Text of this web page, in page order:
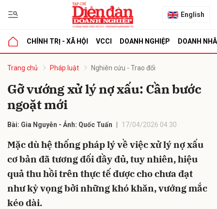
English
CHÍNH TRỊ - XÃ HỘI VCCI DOANH NGHIỆP DOANH
Trang chủ Pháp luật Nghiên cứu - Trao đổi
Gỡ vướng xử lý nợ xấu: Cần bước
ngoặt mới
Bài: Gia Nguyễn - Ảnh: Quốc Tuấn 17/04/2026 04:30
Mặc dù hệ thống pháp lý về việc xử lý nợ xấu
cơ bản đã tương đối đầy đủ, tuy nhiên, hiệu
quả thu hồi trên thực tế được cho chưa đạt
như kỳ vọng bởi những khó khăn, vướng mắc
kéo dài.
luận
Hủy